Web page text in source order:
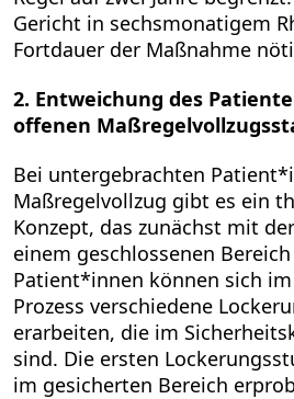
Gericht in sechsmonatigem
Fortdauer der Maßnahme
2. Entweichung des
offenen
Bei untergebrachten
Maßregelvollzug gibt es ein
Konzept, das zunächst mit
einem geschlossenen
Patient*innen können sich
Prozess verschiedene
erarbeiten, die im
sind. Die ersten
im gesicherten Bereich